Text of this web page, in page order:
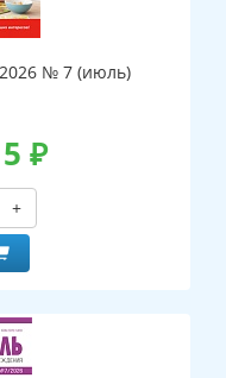
№ 7 (июль)
₽
+